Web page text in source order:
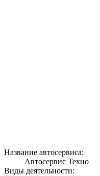
Название автосервиса:
Автосервис Техно
Виды деятельности: